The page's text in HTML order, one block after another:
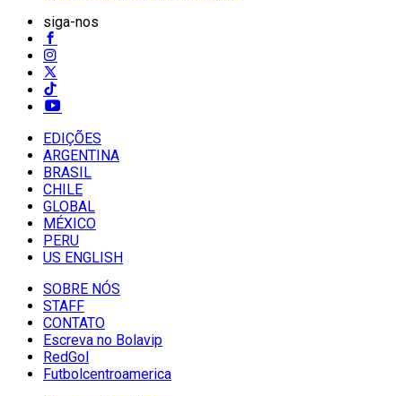
siga-nos
EDIÇÕES
ARGENTINA
BRASIL
CHILE
GLOBAL
MÉXICO
PERU
US ENGLISH
SOBRE NÓS
STAFF
CONTATO
Escreva no Bolavip
RedGol
Futbolcentroamerica